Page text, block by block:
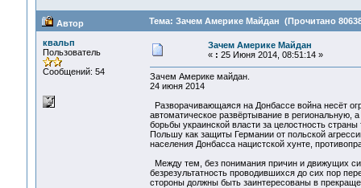
Автор Тема: Зачем Америке Майдан (Прочитано
квальп
Пользователь
Сообщений: 54
Зачем Америке Майдан
« : 25 Июня 2014, 08:51:14 »
Зачем Америке майдан.
24 июня 2014
Разворачивающаяся на Донбассе война несёт
автоматическое развёртывание в
борьбы украинской власти за целостность
Польшу как защиты Германии от польской
населения Донбасса нацистской хунте,
Между тем, без понимания причин и движущих
безрезультатность проводившихся до сих пор
стороны должны быть заинтересованы в